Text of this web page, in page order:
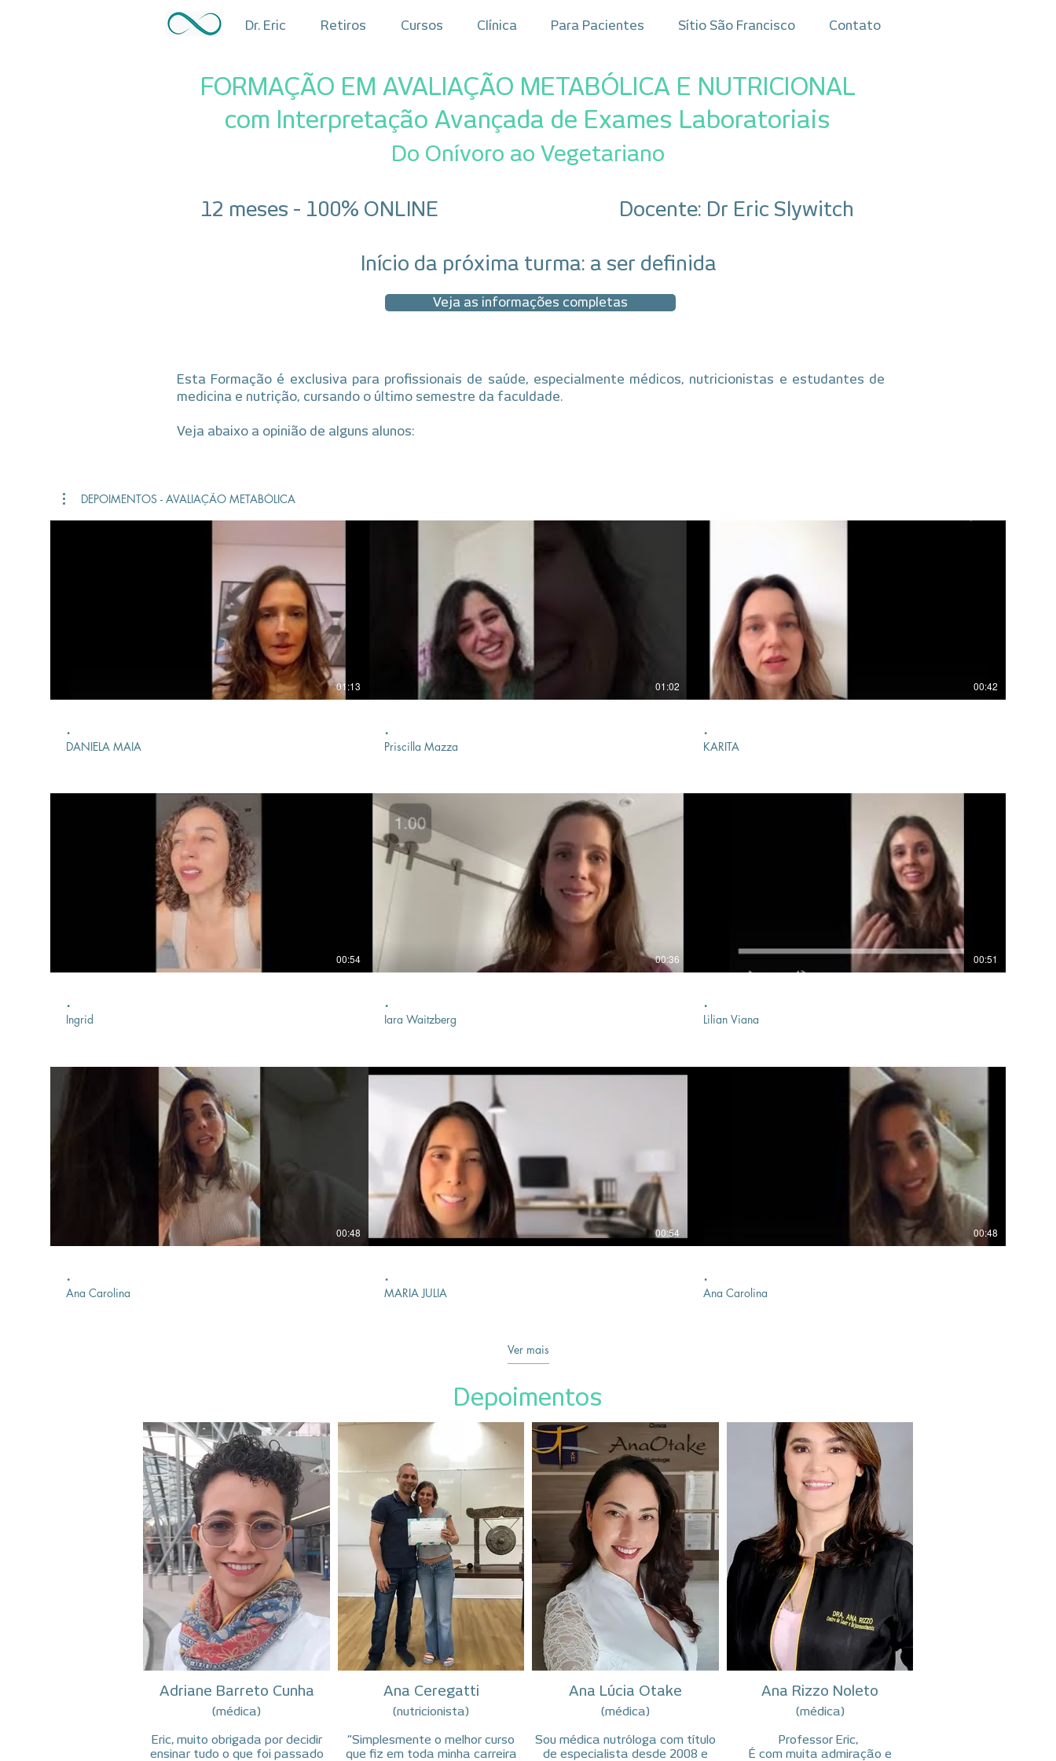
Dr. Eric Retiros Cursos Clínica Para Pacientes Sítio São Francisco Contato
FORMAÇÃO EM AVALIAÇÃO METABÓLICA E NUTRICIONAL
com Interpretação Avançada de Exames Laboratoriais
​Do Onívoro ao Vegetariano
12 meses - 100% ONLINE Docente: Dr Eric Slywitch
Início da próxima turma: a ser definida
Veja as informações completas
Esta Formação é exclusiva para profissionais de saúde, especialmente médicos, nutricionistas e estudantes de
medicina e nutrição, cursando o último semestre da faculdade.
Veja abaixo a opinião de alguns alunos:
DEPOIMENTOS - AVALIAÇÃO METABÓLICA
01:13
.
DANIELA MAIA
01:02
.
Priscilla Mazza
00:42
.
KARITA
00:54
.
Ingrid
00:36
.
Iara Waitzberg
00:51
.
Lilian Viana
00:48
.
Ana Carolina
00:54
.
MARIA JULIA
00:48
.
Ana Carolina
Ver mais
Depoimentos
Adriane Barreto Cunha
(médica)
Eric, muito obrigada por decidir
ensinar tudo o que foi passado
Ana Ceregatti
(nutricionista)
“Simplesmente o melhor curso
que fiz em toda minha carreira
Ana Lúcia Otake
(médica)
Sou médica nutróloga com título
de especialista desde 2008 e
Ana Rizzo Noleto
(médica)
Professor Eric,
É com muita admiração e